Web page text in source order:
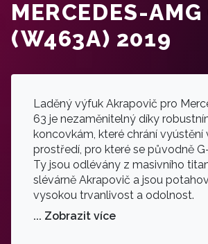
MERCEDES-AMG
(W463A) 2019
Laděný výfuk Akrapovič pro
63 je nezaměnitelný díky
koncovkám, které chrání vyústění
prostředí, pro které se původně
Ty jsou odlévány z masivního
slévárně Akrapovič a jsou
vysokou trvanlivost a odolnost.
... Zobrazit více